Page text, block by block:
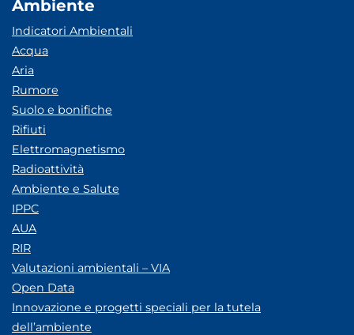
Ambiente
Indicatori Ambientali
Acqua
Aria
Rumore
Suolo e bonifiche
Rifiuti
Elettromagnetismo
Radioattività
Ambiente e Salute
IPPC
AUA
RIR
Valutazioni ambientali – VIA
Open Data
Innovazione e progetti speciali per la tutela
dell’ambiente